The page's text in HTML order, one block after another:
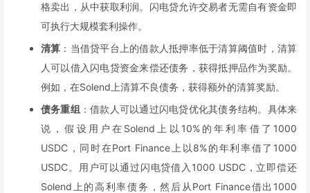
格卖出，从中获取利润。闪电贷允许交易者无需自有资金即
可执行大规模套利操作。
清算 ：当借贷平台上的借款人抵押率低于清算阈值时，清算
人可以借入闪电贷资金来偿还债务，获得抵押品作为奖励。
例如，在Solend上清算不良债务，获得额外的清算奖励。
债务重组 ：借款人可以通过闪电贷优化其债务结构。具体来
说，假设用户在Solend上以10%的年利率借了1000
USDC，同时在Port Finance上以8%的年利率借了1000
USDC。用户可以通过闪电贷借入1000 USDC，立即偿还
Solend上的高利率债务，然后从Port Finance借出1000